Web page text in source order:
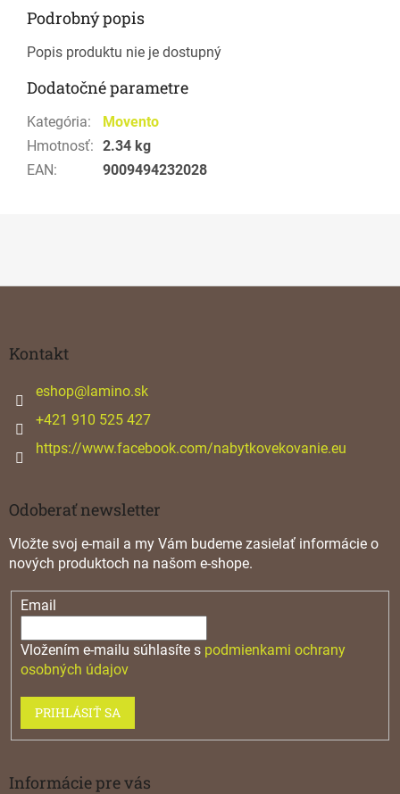
Podrobný popis
Popis produktu nie je dostupný
Dodatočné parametre
Kategória:
Movento
Hmotnosť: 2.34 kg
EAN: 9009494232028
Kontakt
eshop@lamino.sk
+421 910 525 427
https://www.facebook.com/nabytkovekovanie.eu
Odoberať newsletter
Vložte svoj e-mail a my Vám budeme zasielať informácie o
nových produktoch na našom e-shope.
Email
Vložením e-mailu súhlasíte s podmienkami ochrany
osobných údajov
PRIHLÁSIŤ SA
Informácie pre vás